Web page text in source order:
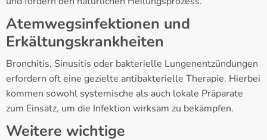
Atemwegsinfektionen und
Erkältungskrankheiten
Bronchitis, Sinusitis oder bakterielle Lungenentzündungen
erfordern oft eine gezielte antibakterielle Therapie. Hierbei
kommen sowohl systemische als auch lokale Präparate
zum Einsatz, um die Infektion wirksam zu bekämpfen.
Weitere wichtige